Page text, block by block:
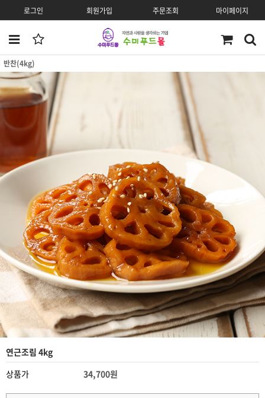
로그인 회원가입 주문조회 마이페이지
반찬(4kg)
연근조림 4kg
상품가
34,700원